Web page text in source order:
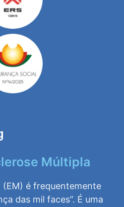
Múltipla
(EM) é frequentemente
das mil faces”. É uma